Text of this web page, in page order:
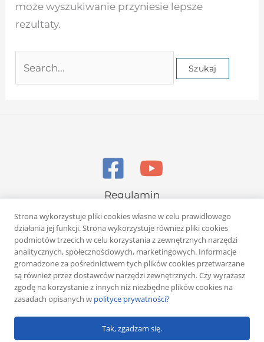
może wyszukiwanie przyniesie lepsze
rezultaty.
Regulamin
Polityka prywatności
Copyright © 2026 Rafał Żuber
Powered byKlub eMarketera
Strona wykorzystuje pliki cookies własne w celu prawidłowego
działania jej funkcji. Strona wykorzystuje również pliki cookies
podmiotów trzecich w celu korzystania z zewnętrznych narzędzi
analitycznych, społecznościowych, marketingowych. Informacje
gromadzone za pośrednictwem tych plików cookies przetwarzane
są również przez dostawców narzędzi zewnętrznych. Czy wyrażasz
zgodę na korzystanie z innych niż niezbędne plików cookies na
zasadach opisanych w polityce prywatności?
Tak, zgadzam się.